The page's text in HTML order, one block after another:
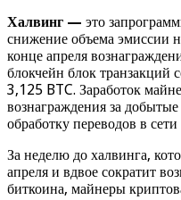
Халвинг — это
снижение объема эмиссии
конце апреля
блокчейн блок транзакций
3,125 BTC. Заработок
вознаграждения за
обработку переводов в
За неделю до халвинга,
апреля и вдвое сократит
биткоина, майнеры